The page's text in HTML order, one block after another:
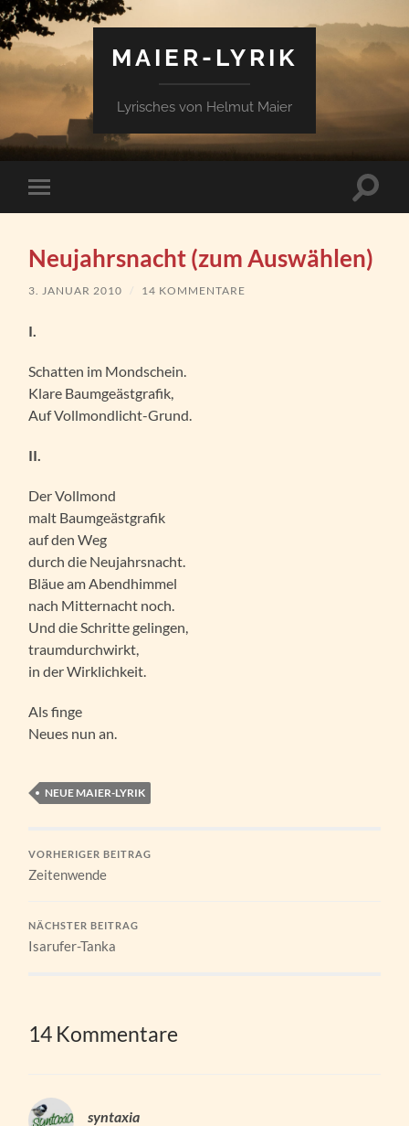
MAIER-LYRIK
Lyrisches von Helmut Maier
Mobile-
Menü
Neujahrsnacht (zum Auswählen)
3. JANUAR 2010 / 14 KOMMENTARE
I.
Schatten im Mondschein.
Klare Baumgeästgrafik,
Auf Vollmondlicht-Grund.
II.
Der Vollmond
malt Baumgeästgrafik
auf den Weg
durch die Neujahrsnacht.
Bläue am Abendhimmel
nach Mitternacht noch.
Und die Schritte gelingen,
traumdurchwirkt,
in der Wirklichkeit.
Als finge
Neues nun an.
NEUE MAIER-LYRIK
VORHERIGER BEITRAG
Zeitenwende
NÄCHSTER BEITRAG
Isarufer-Tanka
14 Kommentare
syntaxia